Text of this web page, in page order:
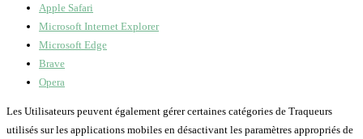
Apple Safari
Microsoft Internet Explorer
Microsoft Edge
Brave
Opera
Les Utilisateurs peuvent également gérer certaines catégories de Traqueurs
utilisés sur les applications mobiles en désactivant les paramètres appropriés de